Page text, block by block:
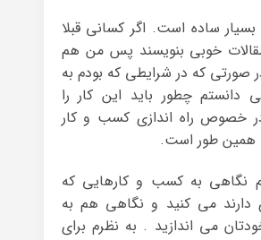
ساده است. اگر کسانی قبلا
مقالات خوبی بنویسند پس من هم
صورتی که در شرایطی که بودم به
دانستم چطور باید این کار را
خصوص راه اندازی کسب و کار
همین طور است.
نگاهی به کسب و کارهایی که
دارند می کنید و نگاهی هم به
می اندازید . به نظرم برای